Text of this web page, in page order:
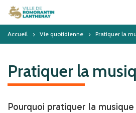
Accueil Vie quotidienne Pratiquer la
Pratiquer la
Pourquoi pratiquer la musique